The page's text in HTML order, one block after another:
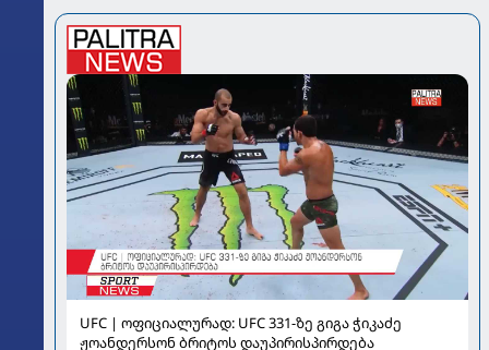
UFC | ოფიციალურად: UFC 331-ზე გიგა ჭიკაძე
ჟოანდერსონ ბრიტოს დაუპირისპირდება